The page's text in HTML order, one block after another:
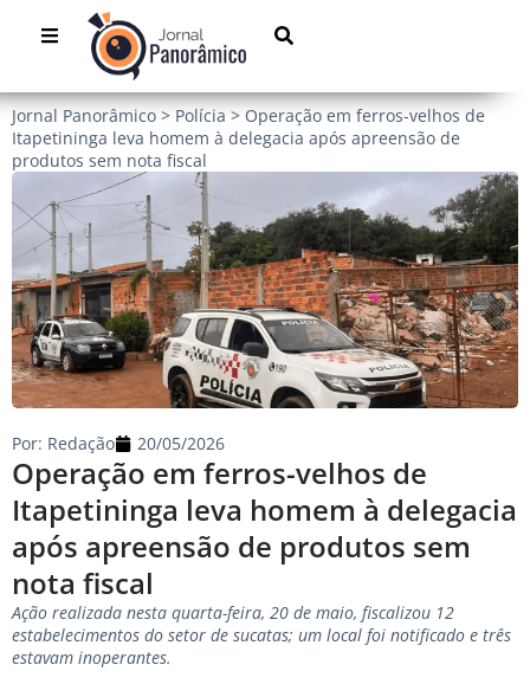
Jornal Panorâmico > Polícia > Operação em ferros-velhos de
Itapetininga leva homem à delegacia após apreensão de
produtos sem nota fiscal
Operação em ferros-velhos de
Itapetininga leva homem à delegacia
após apreensão de produtos sem
nota fiscal
Por: Redação 20/05/2026
Ação realizada nesta quarta-feira, 20 de maio, fiscalizou 12
estabelecimentos do setor de sucatas; um local foi notificado e três
estavam inoperantes.